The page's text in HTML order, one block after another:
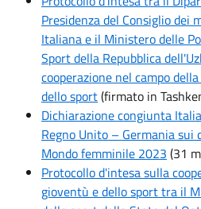
Presidenza del Consiglio dei
Italiana e il Ministero delle
Sport della Repubblica
cooperazione nel campo
dello sport(firmato in
Dichiarazione congiunta
Regno Unito – Germania sui
Mondo femminile 2023 (31
Protocollo d'intesa sulla
gioventù e dello sport tra il